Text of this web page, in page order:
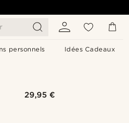
personnels Idées Cadeaux
29,95 €